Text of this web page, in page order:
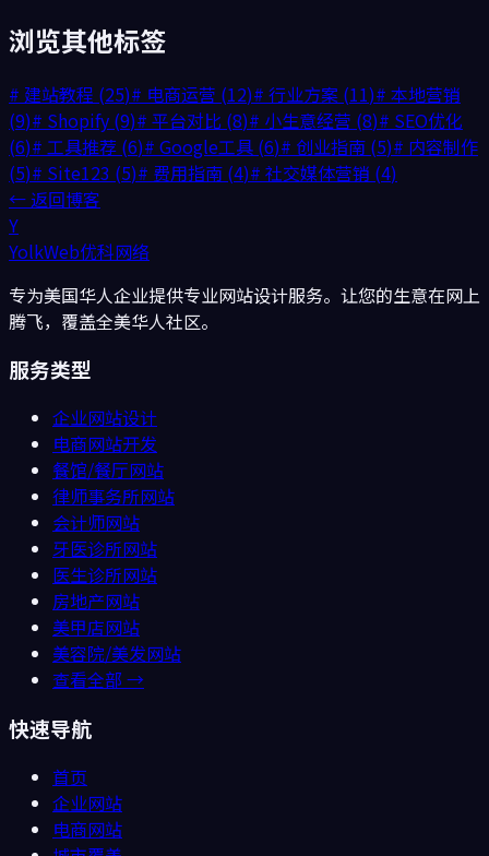
浏览其他标签
# 建站教程 (25)# 电商运营 (12)# 行业方案 (11)# 本地营销
(9)# Shopify (9)# 平台对比 (8)# 小生意经营 (8)# SEO优化
(6)# 工具推荐 (6)# Google工具 (6)# 创业指南 (5)# 内容制作
(5)# Site123 (5)# 费用指南 (4)# 社交媒体营销 (4)
← 返回博客
Y
YolkWeb优科网络
专为美国华人企业提供专业网站设计服务。让您的生意在网上
腾飞，覆盖全美华人社区。
服务类型
企业网站设计
电商网站开发
餐馆/餐厅网站
律师事务所网站
会计师网站
牙医诊所网站
医生诊所网站
房地产网站
美甲店网站
美容院/美发网站
查看全部 →
快速导航
首页
企业网站
电商网站